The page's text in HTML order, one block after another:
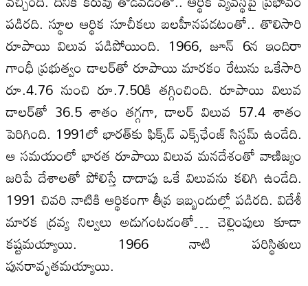
పడిరది. స్థూల ఆర్థిక సూచీకలు బలహీనపడటంతో.. తొలిసారి
రూపాయి విలువ పడిపోయింది. 1966, జూన్‌ 6న ఇందిరా
గాంధీ ప్రభుత్వం డాలర్‌తో రూపాయి మారకం రేటును ఒకేసారి
రూ.4.76 నుంచి రూ.7.50కి తగ్గించింది. రూపాయి విలువ
డాలర్‌తో 36.5 శాతం తగ్గగా, డాలర్‌ విలువ 57.4 శాతం
పెరిగింది. 1991లో భారత్‌కు ఫిక్స్‌డ్‌ ఎక్స్‌ఛేంజ్‌ సిస్టమ్‌ ఉండేది.
ఆ సమయంలో భారత రూపాయి విలువ మనదేశంతో వాణిజ్యం
జరిపే దేశాలతో పోలిస్తే దాదాపు ఒకే విలువను కలిగి ఉండేది.
1991 చివరి నాటికి ఆర్థికంగా తీవ్ర ఇబ్బందుల్లో పడిరది. విదేశీ
మారక ద్రవ్య నిల్వలు అడుగంటడంతో… చెల్లింపులు కూడా
కష్టమయ్యాయి. 1966 నాటి పరిస్థితులు
పునరావృతమయ్యాయి.